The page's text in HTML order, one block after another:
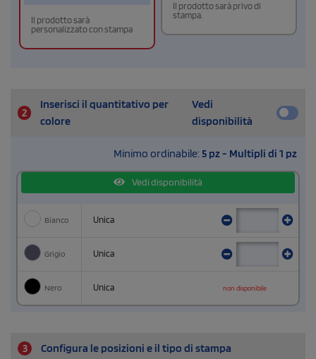
Il prodotto sarà
personalizzato con stampa
Il prodotto sarà privo di
stampa.
2
Inserisci il quantitativo per
colore
Vedi
disponibilità
Minimo ordinabile: 5 pz - Multipli di 1 pz
Vedi disponibilità
Bianco Unica
Grigio Unica
Nero Unica non disponibile
3 Configura le posizioni e il tipo di stampa